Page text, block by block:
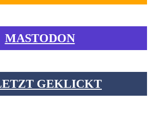
MASTODON
GEKLICKT